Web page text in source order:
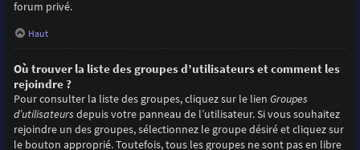
forum privé.
Haut
Où trouver la liste des groupes d’utilisateurs et comment les
rejoindre ?
Pour consulter la liste des groupes, cliquez sur le lien Groupes
d’utilisateurs depuis votre panneau de l’utilisateur. Si vous souhaitez
rejoindre un des groupes, sélectionnez le groupe désiré et cliquez sur
le bouton approprié. Toutefois, tous les groupes ne sont pas en libre